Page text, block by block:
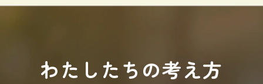
わたしたちの考え方